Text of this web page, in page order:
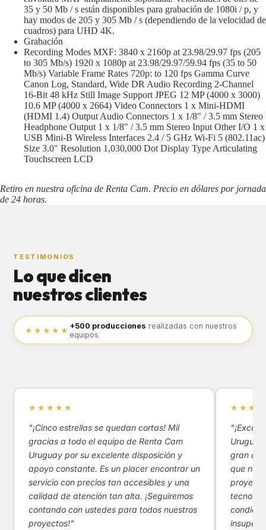
35 y 50 Mb / s están disponibles para grabación de 1080i / p, y
hay modos de 205 y 305 Mb / s (dependiendo de la velocidad de
cuadros) para UHD 4K.
Grabación
Recording Modes MXF: 3840 x 2160p at 23.98/29.97 fps (205
to 305 Mb/s) 1920 x 1080p at 23.98/29.97/59.94 fps (35 to 50
Mb/s) Variable Frame Rates 720p: to 120 fps Gamma Curve
Canon Log, Standard, Wide DR Audio Recording 2-Channel
16-Bit 48 kHz Still Image Support JPEG 12 MP (4000 x 3000)
10.6 MP (4000 x 2664) Video Connectors 1 x Mini-HDMI
(HDMI 1.4) Output Audio Connectors 1 x 1/8" / 3.5 mm Stereo
Headphone Output 1 x 1/8" / 3.5 mm Stereo Input Other I/O 1 x
USB Mini-B Wireless Interfaces 2.4 / 5 GHz Wi-Fi 5 (802.11ac)
Size 3.0" Resolution 1,030,000 Dot Display Type Articulating
Touchscreen LCD
Retiro en nuestra oficina de Renta Cam. Precio en dólares por jornada
de 24 horas.
TESTIMONIOS
Lo que dicen
nuestros clientes
★★★★★ +500 producciones realizadas con nuestros
equipos
★★★★★
"¡Cinco estrellas se quedan cortas! Mil
gracias a todo el equipo de Renta Cam
Uruguay por su excelente disposición y
apoyo constante. Es un placer encontrar un
servicio con precios tan accesibles y una
calidad de atención tan alta. ¡Seguiremos
contando con ustedes para todos nuestros
proyectos!"
gran
que nos